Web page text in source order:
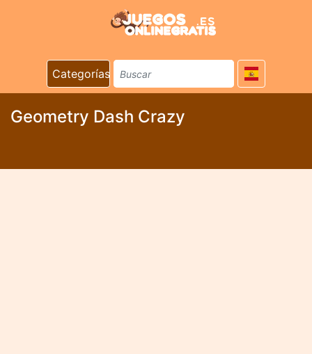
Categorías
Geometry Dash Crazy